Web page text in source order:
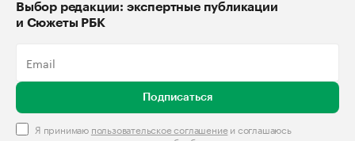
Выбор редакции: экспертные публикации
и Сюжеты РБК
Подписаться
Я принимаю пользовательское соглашениеи соглашаюсь